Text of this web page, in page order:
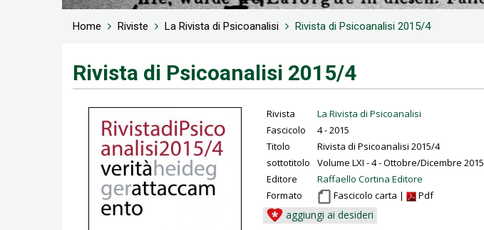
Home Riviste La Rivista di Psicoanalisi Rivista di Psicoanalisi 2015/4
Rivista di Psicoanalisi 2015/4
Rivista
La Rivista di Psicoanalisi
Fascicolo
4 - 2015
Titolo
Rivista di Psicoanalisi 2015/4
sottotitolo
Volume LXI - 4 - Ottobre/Dicembre 2015
Editore
Raffaello Cortina Editore
Formato
Fascicolo carta | Pdf
aggiungi ai desideri